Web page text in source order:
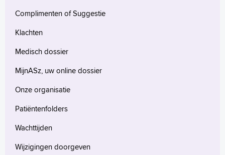
Complimenten of Suggestie
Klachten
Medisch dossier
MijnASz, uw online dossier
Onze organisatie
Patiëntenfolders
Wachttijden
Wijzigingen doorgeven